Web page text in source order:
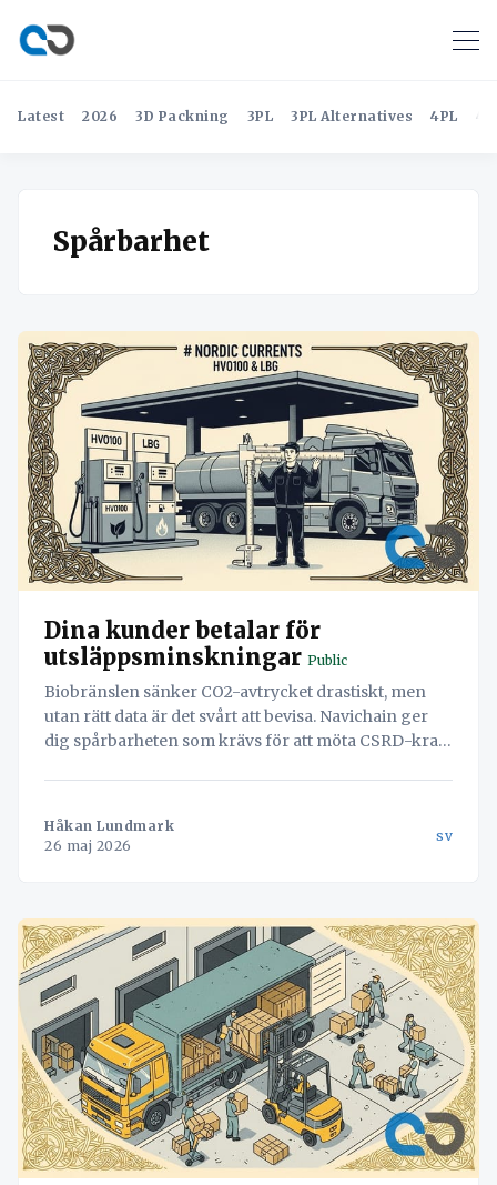
Latest 2026 3D Packning 3PL 3PL Alternatives 4PL
Spårbarhet
Dina kunder betalar för
utsläppsminskningar Public
Biobränslen sänker CO2-avtrycket drastiskt, men
utan rätt data är det svårt att bevisa. Navichain ger
dig spårbarheten som krävs för att möta CSRD-krav
Håkan Lundmark
26 maj 2026
sv